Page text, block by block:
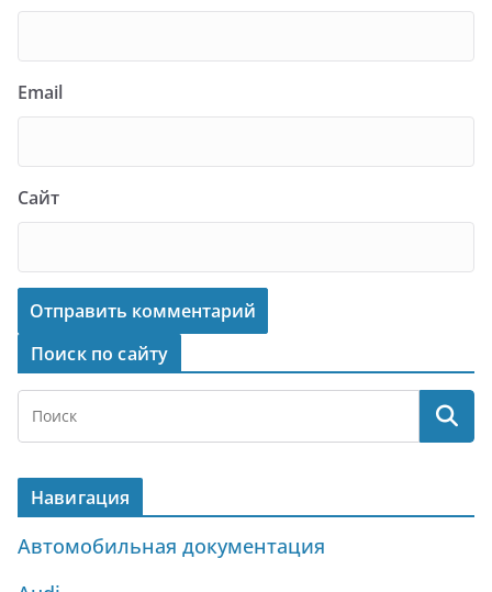
Email
Сайт
Поиск по сайту
Навигация
Автомобильная документация